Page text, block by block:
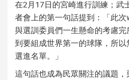
在2月17日的宮崎進行訓練；武
者會上的第一句話提到：「此
與選訓委員們一生懸命的考慮
到要組成世界第一的球隊，所
選進名單。」
這句話也成為民眾關注的議題